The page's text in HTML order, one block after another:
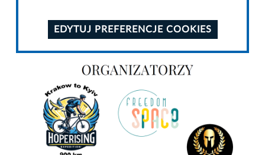
EDYTUJ PREFERENCJE COOKIES